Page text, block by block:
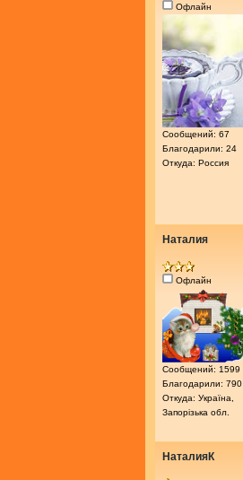
Офлайн
Сообщений: 67
Благодарили: 24
Откуда: Россия
Наталия
Офлайн
Сообщений: 1599
Благодарили: 790
Откуда: Україна,
Запорізька обл.
НаталияК